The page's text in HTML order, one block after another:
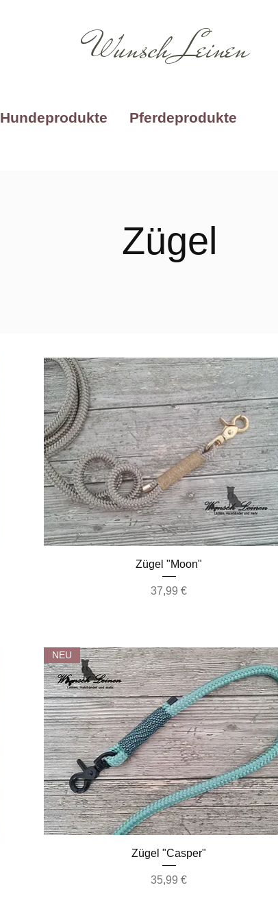
Wunsch Leinen
Hundeprodukte Pferdeprodukte
Zügel
Schnellansicht
Zügel "Moon"
Preis
37,99 €
Schnellansicht
NEU
Zügel "Casper"
Preis
35,99 €